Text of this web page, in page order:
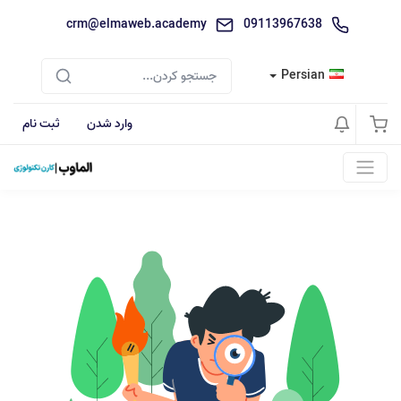
09113967638
crm@elmaweb.academy
Persian
وارد شدن ثبت نام